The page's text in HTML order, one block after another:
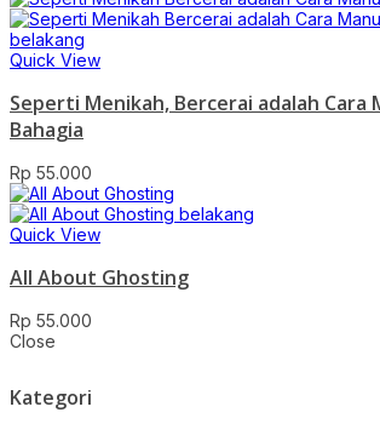
Quick View
Seperti Menikah, Bercerai adalah Cara
Bahagia
Rp 55.000
Quick View
All About Ghosting
Rp 55.000
Close
Kategori